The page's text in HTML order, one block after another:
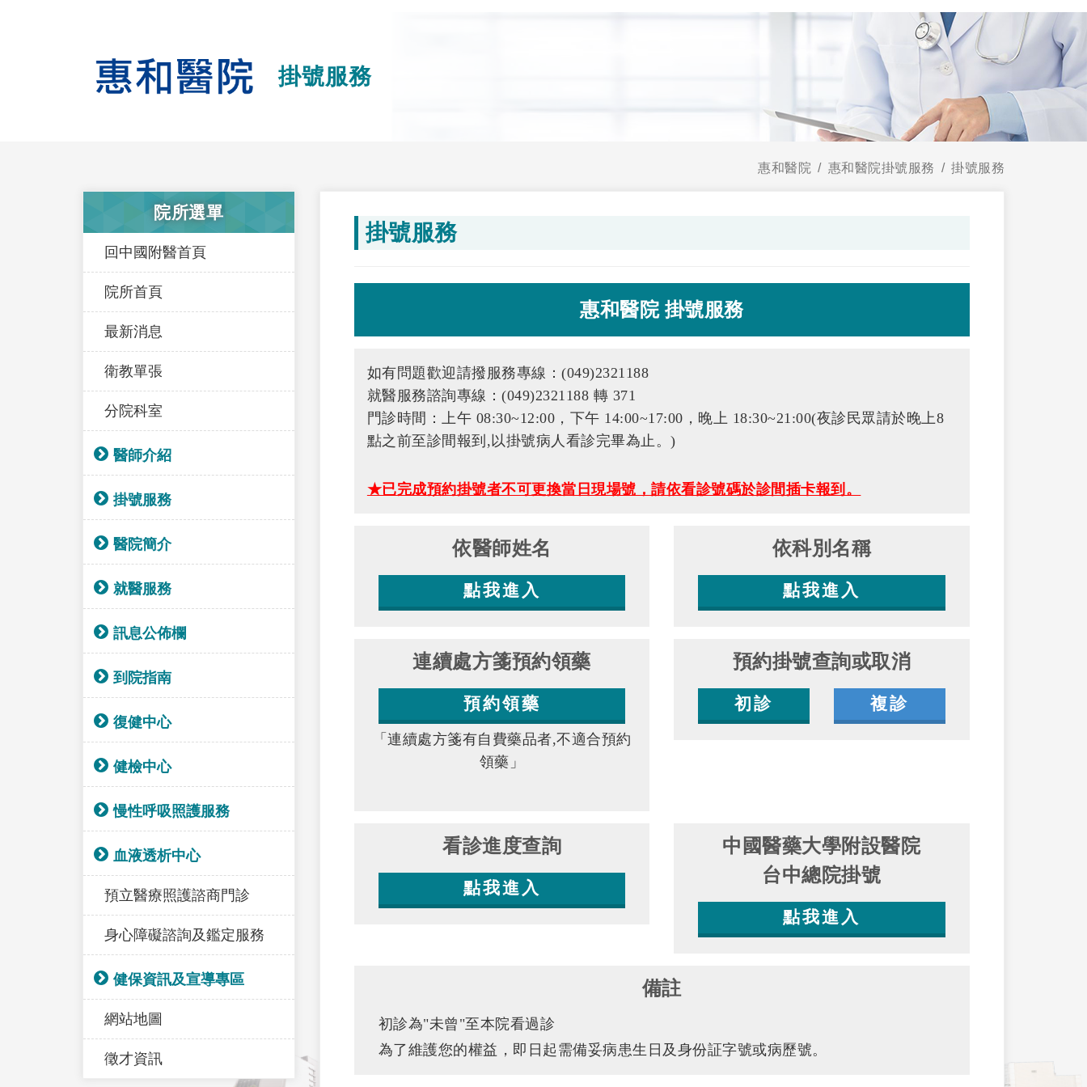
掛號服務
惠和醫院 惠和醫院掛號服務 掛號服務
院所選單
回中國附醫首頁
院所首頁
最新消息
衛教單張
分院科室
醫師介紹
掛號服務
醫院簡介
就醫服務
訊息公佈欄
到院指南
復健中心
健檢中心
慢性呼吸照護服務
血液透析中心
預立醫療照護諮商門診
身心障礙諮詢及鑑定服務
健保資訊及宣導專區
網站地圖
徵才資訊
掛號服務
惠和醫院 掛號服務
如有問題歡迎請撥服務專線：(049)2321188
就醫服務諮詢專線：(049)2321188 轉 371
門診時間：上午 08:30~12:00，下午 14:00~17:00，晚上 18:30~21:00(夜診民眾請於晚上8
點之前至診間報到,以掛號病人看診完畢為止。)
★已完成預約掛號者不可更換當日現場號，請依看診號碼於診間插卡報到。
依醫師姓名
點我進入
依科別名稱
點我進入
連續處方箋預約領藥
預約領藥
「連續處方箋有自費藥品者,不適合預約
領藥」
預約掛號查詢或取消
初診 複診
看診進度查詢
點我進入
中國醫藥大學附設醫院
台中總院掛號
點我進入
備註
初診為"未曾"至本院看過診
為了維護您的權益，即日起需備妥病患生日及身份証字號或病歷號。